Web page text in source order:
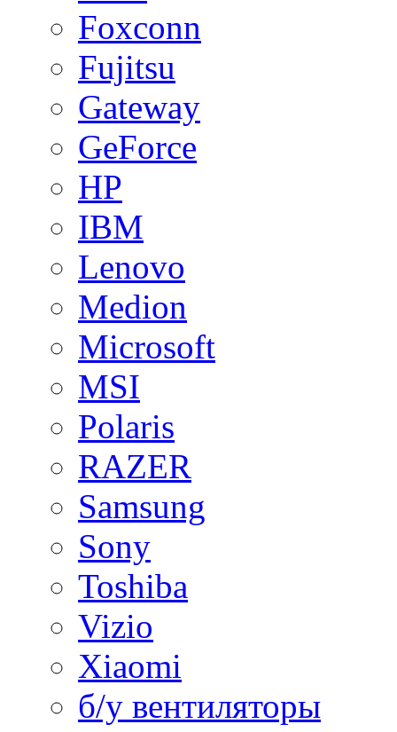
Foxconn
Fujitsu
Gateway
GeForce
HP
IBM
Lenovo
Medion
Microsoft
MSI
Polaris
RAZER
Samsung
Sony
Toshiba
Vizio
Xiaomi
б/у вентиляторы